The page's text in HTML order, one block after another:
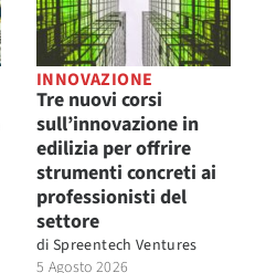
INNOVAZIONE
Tre nuovi corsi
sull’innovazione in
edilizia per offrire
strumenti concreti ai
professionisti del
settore
di Spreentech Ventures
5 Agosto 2026